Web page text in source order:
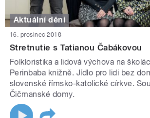
Aktuální dění
16. prosinec 2018
Stretnutie s Tatianou Čabákovou
Folkloristika a lidová výchova na
Perinbaba knižně. Jídlo pro lidi bez
slovenské římsko-katolické církve.
Čičmanské domy.